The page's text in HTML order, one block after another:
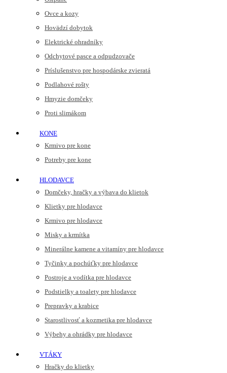
Ovce a kozy
Hovädzí dobytok
Elektrické ohradníky
Odchytové pasce a odpudzovače
Príslušenstvo pre hospodárske zvieratá
Podlahové rošty
Hmyzie domčeky
Proti slimákom
KONE
Krmivo pre kone
Potreby pre kone
HLODAVCE
Domčeky, hračky a výbava do klietok
Klietky pre hlodavce
Krmivo pre hlodavce
Misky a krmítka
Minerálne kamene a vitamíny pre hlodavce
Tyčinky a pochúťky pre hlodavce
Postroje a vodítka pre hlodavce
Podstielky a toalety pre hlodavce
Prepravky a krabice
Starostlivosť a kozmetika pre hlodavce
Výbehy a ohrádky pre hlodavce
VTÁKY
Hračky do klietky